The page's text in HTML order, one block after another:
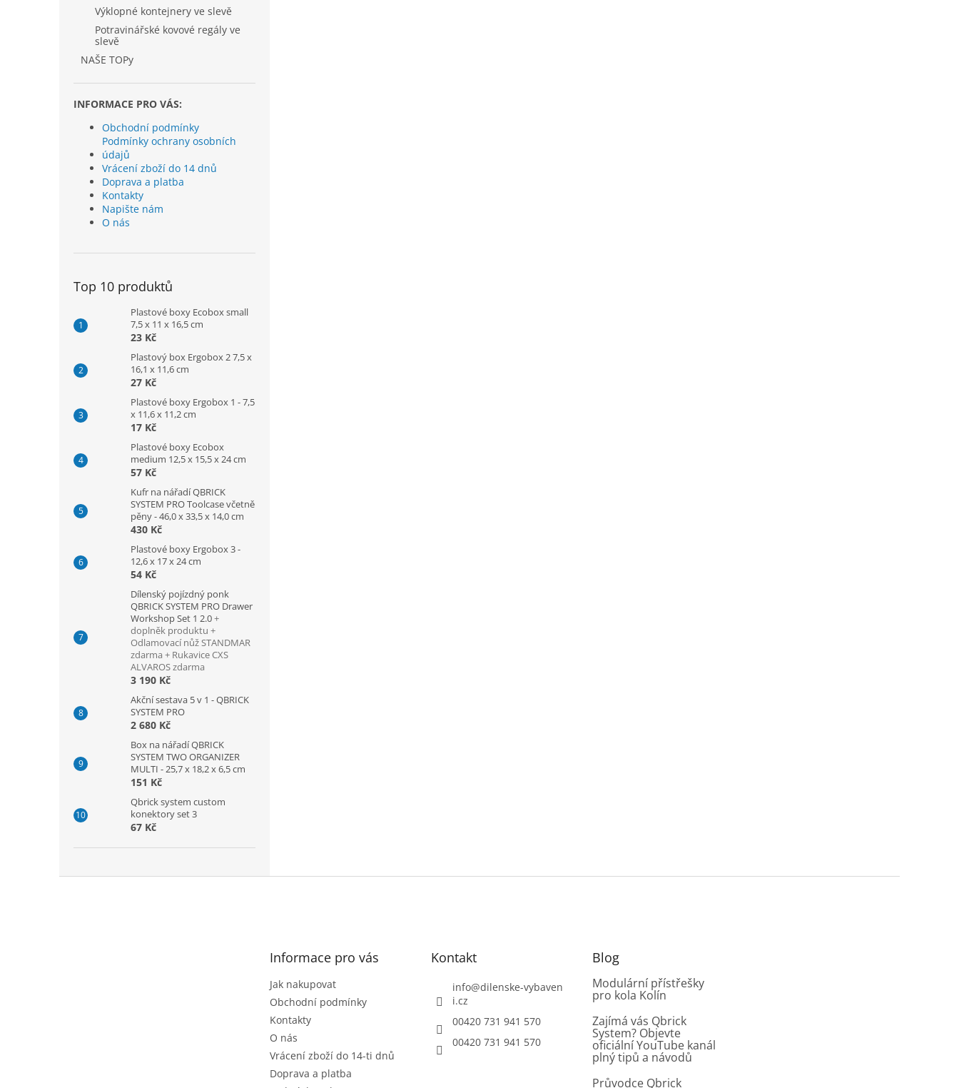
Výklopné kontejnery ve slevě
Potravinářské kovové regály ve
slevě
NAŠE TOPy
INFORMACE PRO VÁS:
Obchodní podmínky
Podmínky ochrany osobních
údajů
Vrácení zboží do 14 dnů
Doprava a platba
Kontakty
Napište nám
O nás
Top 10 produktů
Plastové boxy Ecobox small
7,5 x 11 x 16,5 cm
23 Kč
Plastový box Ergobox 2 7,5 x
16,1 x 11,6 cm
27 Kč
Plastové boxy Ergobox 1 - 7,5
x 11,6 x 11,2 cm
17 Kč
Plastové boxy Ecobox
medium 12,5 x 15,5 x 24 cm
57 Kč
Kufr na nářadí QBRICK
SYSTEM PRO Toolcase včetně
pěny - 46,0 x 33,5 x 14,0 cm
430 Kč
Plastové boxy Ergobox 3 -
12,6 x 17 x 24 cm
54 Kč
Dílenský pojízdný ponk
QBRICK SYSTEM PRO Drawer
Workshop Set 1 2.0+
doplněk produktu +
Odlamovací nůž STANDMAR
zdarma + Rukavice CXS
ALVAROS zdarma
3 190 Kč
Akční sestava 5 v 1 - QBRICK
SYSTEM PRO
2 680 Kč
Box na nářadí QBRICK
SYSTEM TWO ORGANIZER
MULTI - 25,7 x 18,2 x 6,5 cm
151 Kč
Qbrick system custom
konektory set 3
67 Kč
Informace pro vás
Jak nakupovat
Obchodní podmínky
Kontakty
O nás
Vrácení zboží do 14-ti dnů
Doprava a platba
Kontakt
info@dilenske-vybaven
i.cz
00420 731 941 570
00420 731 941 570
Blog
Modulární přístřešky
pro kola Kolín
Zajímá vás Qbrick
System? Objevte
oficiální YouTube kanál
plný tipů a návodů
Průvodce Qbrick